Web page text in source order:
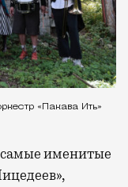
«Пакава Ить»
именитые